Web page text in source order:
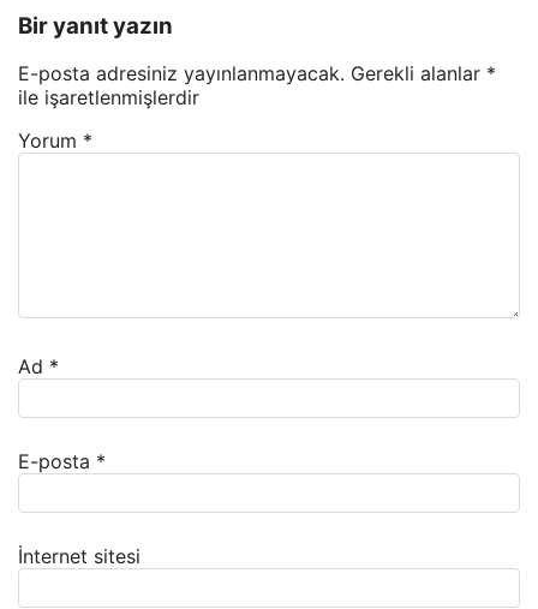
Bir yanıt yazın
E-posta adresiniz yayınlanmayacak. Gerekli alanlar *
ile işaretlenmişlerdir
Yorum *
Ad *
E-posta *
İnternet sitesi